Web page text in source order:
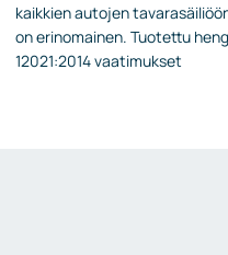
kaikkien autojen
on erinomainen. Tuotettu
12021:2014 vaatimukset